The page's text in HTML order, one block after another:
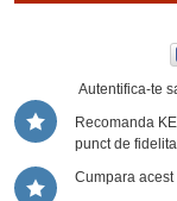
Autentifica-te
Recomanda
punct de
Cumpara